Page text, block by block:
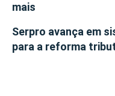
mais
Serpro avança em
para a reforma